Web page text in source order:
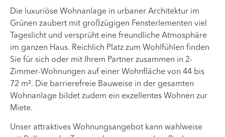
Die luxuriöse Wohnanlage in urbaner Architektur im
Grünen zaubert mit großzügigen Fensterlementen viel
Tageslicht und versprüht eine freundliche Atmosphäre
im ganzen Haus. Reichlich Platz zum Wohlfühlen finden
Sie für sich oder mit Ihrem Partner zusammen in 2-
Zimmer-Wohnungen auf einer Wohnfläche von 44 bis
72 m². Die barrierefreie Bauweise in der gesamten
Wohnanlage bildet zudem ein exzellentes Wohnen zur
Miete.
Unser attraktives Wohnungsangebot kann wahlweise